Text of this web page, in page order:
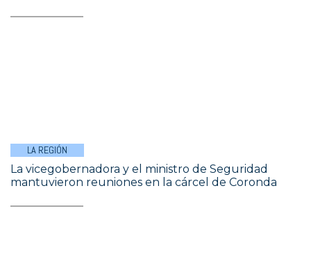
LA REGIÓN
La vicegobernadora y el ministro de Seguridad
mantuvieron reuniones en la cárcel de Coronda